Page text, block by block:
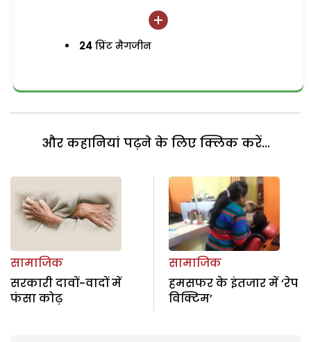
24 प्रिंट मैगजीन
और कहानियां पढ़ने के लिए क्लिक करें...
सामाजिक
सरकारी दावों-वादों में
फंसा कोढ़
सामाजिक
हमसफर के इंतजार में ‘रेप
विक्टिम’